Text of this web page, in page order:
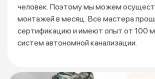
человек. Поэтому мы можем
монтажей в месяц. Все мастера
сертификацию и имеют опыт от 100
систем автономной канализации.